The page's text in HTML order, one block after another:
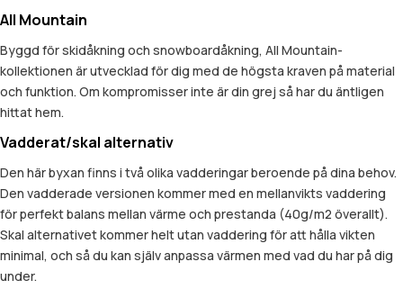
All Mountain
Byggd för skidåkning och snowboardåkning, All Mountain-
kollektionen är utvecklad för dig med de högsta kraven på material
och funktion. Om kompromisser inte är din grej så har du äntligen
hittat hem.
Vadderat/skal alternativ
Den här byxan finns i två olika vadderingar beroende på dina behov.
Den vadderade versionen kommer med en mellanvikts vaddering
för perfekt balans mellan värme och prestanda (40g/m2 överallt).
Skal alternativet kommer helt utan vaddering för att hålla vikten
minimal, och så du kan själv anpassa värmen med vad du har på dig
under.